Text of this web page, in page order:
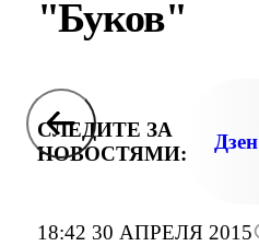
18:42 30 АПРЕЛЯ 2015
"Буков"
СЛЕДИТЕ ЗА
НОВОСТЯМИ:
Дзен